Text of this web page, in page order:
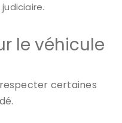
le véhicule
certaines